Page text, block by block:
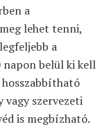
a
lehet tenni,
a
belül ki kell
vagy szervezeti
is megbízható.